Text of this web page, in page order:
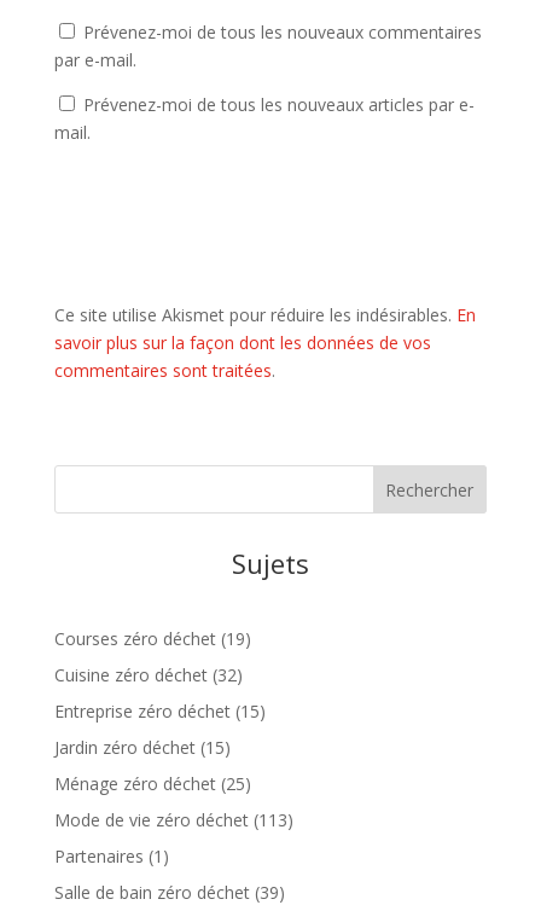
Prévenez-moi de tous les nouveaux commentaires
par e-mail.
Prévenez-moi de tous les nouveaux articles par e-
mail.
Ce site utilise Akismet pour réduire les indésirables. En
savoir plus sur la façon dont les données de vos
commentaires sont traitées.
Sujets
Courses zéro déchet(19)
Cuisine zéro déchet(32)
Entreprise zéro déchet(15)
Jardin zéro déchet(15)
Ménage zéro déchet(25)
Mode de vie zéro déchet(113)
Partenaires (1)
Salle de bain zéro déchet(39)